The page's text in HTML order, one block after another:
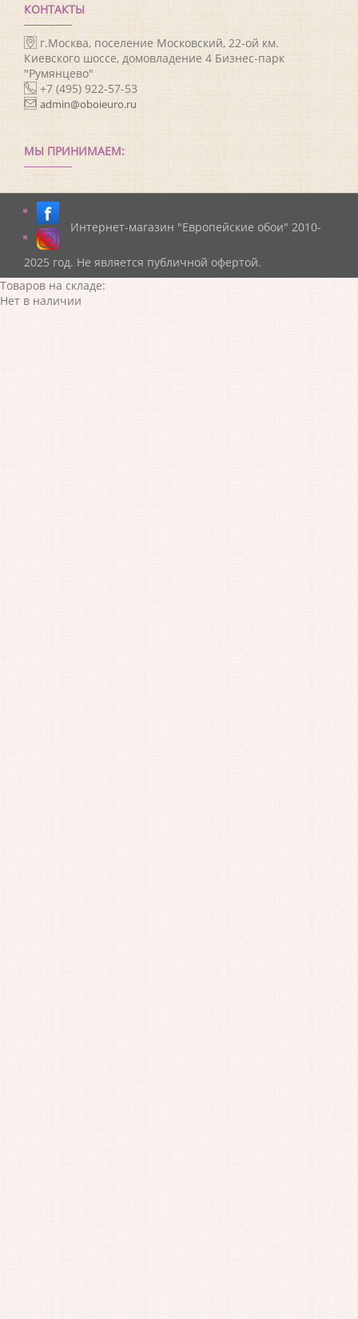
КОНТАКТЫ
г.Москва, поселение Московский, 22-ой км.
Киевского шоссе, домовладение 4 Бизнес-парк
"Румянцево"
+7 (495) 922-57-53
admin@oboieuro.ru
МЫ ПРИНИМАЕМ:
Интернет-магазин "Европейские обои" 2010-
2025 год. Не является публичной офертой.
Товаров на складе:
Нет в наличии